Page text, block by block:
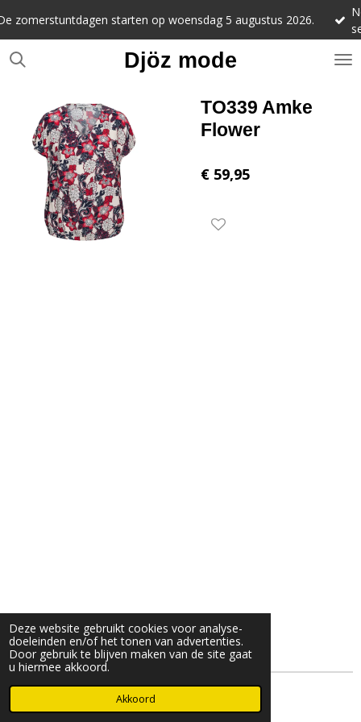
Deze website gebruikt cookies voor analyse-
doeleinden en/of het tonen van advertenties.
Door gebruik te blijven maken van de site gaat
u hiermee akkoord.
Akkoord
Ga
naar
de
Djöz mode
starten op woensdag 5 augustus 2026.
Noteer
TO339 Amke
Flower
€ 59,95
© 2025- 2026 Djöz mode